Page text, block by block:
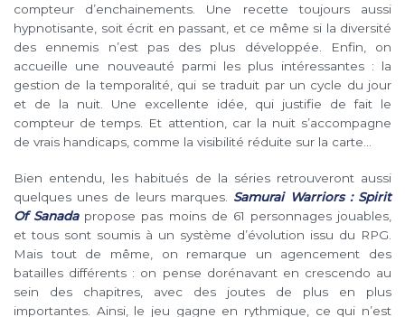
compteur d’enchainements. Une recette toujours aussi
hypnotisante, soit écrit en passant, et ce même si la diversité
des ennemis n’est pas des plus développée. Enfin, on
accueille une nouveauté parmi les plus intéressantes : la
gestion de la temporalité, qui se traduit par un cycle du jour
et de la nuit. Une excellente idée, qui justifie de fait le
compteur de temps. Et attention, car la nuit s’accompagne
de vrais handicaps, comme la visibilité réduite sur la carte…
Bien entendu, les habitués de la séries retrouveront aussi
quelques unes de leurs marques. Samurai Warriors : Spirit
Of Sanadapropose pas moins de 61 personnages jouables,
et tous sont soumis à un système d’évolution issu du RPG.
Mais tout de même, on remarque un agencement des
batailles différents : on pense dorénavant en crescendo au
sein des chapitres, avec des joutes de plus en plus
importantes. Ainsi, le jeu gagne en rythmique, ce qui n’est